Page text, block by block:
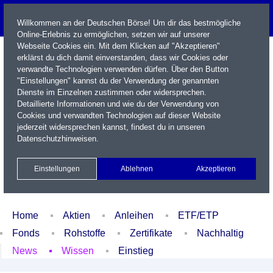
Name / WKN / ISIN / Kürzel
Xetra Realtime
Watchlist Portfolio Login
Home Aktien Anleihen
ETF/ETP
Fonds
Rohstoffe Zertifikate
Nachhaltig
News
Wissen Einstieg
Willkommen an der Deutschen Börse! Um dir das bestmögliche
Online-Erlebnis zu ermöglichen, setzen wir auf unserer
Webseite Cookies ein. Mit dem Klicken auf "Akzeptieren"
erklärst du dich damit einverstanden, dass wir Cookies oder
verwandte Technologien verwenden dürfen. Über den Button
"Einstellungen" kannst du der Verwendung der genannten
Dienste im Einzelnen zustimmen oder widersprechen.
Detaillierte Informationen und wie du der Verwendung von
Cookies und verwandten Technologien auf dieser Website
jederzeit widersprechen kannst, findest du in unseren
Datenschutzhinweisen.
Einstellungen Ablehnen Akzeptieren